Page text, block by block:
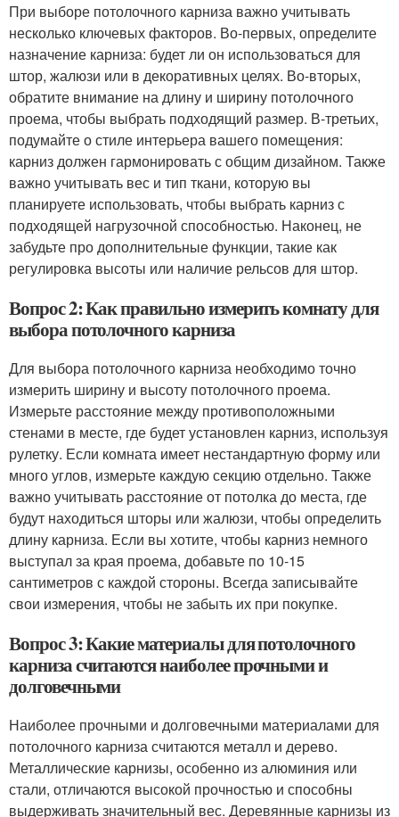
При выборе потолочного карниза важно учитывать
несколько ключевых факторов. Во-первых, определите
назначение карниза: будет ли он использоваться для
штор, жалюзи или в декоративных целях. Во-вторых,
обратите внимание на длину и ширину потолочного
проема, чтобы выбрать подходящий размер. В-третьих,
подумайте о стиле интерьера вашего помещения:
карниз должен гармонировать с общим дизайном. Также
важно учитывать вес и тип ткани, которую вы
планируете использовать, чтобы выбрать карниз с
подходящей нагрузочной способностью. Наконец, не
забудьте про дополнительные функции, такие как
регулировка высоты или наличие рельсов для штор.
Вопрос 2: Как правильно измерить комнату для
выбора потолочного карниза
Для выбора потолочного карниза необходимо точно
измерить ширину и высоту потолочного проема.
Измерьте расстояние между противоположными
стенами в месте, где будет установлен карниз, используя
рулетку. Если комната имеет нестандартную форму или
много углов, измерьте каждую секцию отдельно. Также
важно учитывать расстояние от потолка до места, где
будут находиться шторы или жалюзи, чтобы определить
длину карниза. Если вы хотите, чтобы карниз немного
выступал за края проема, добавьте по 10-15
сантиметров с каждой стороны. Всегда записывайте
свои измерения, чтобы не забыть их при покупке.
Вопрос 3: Какие материалы для потолочного
карниза считаются наиболее прочными и
долговечными
Наиболее прочными и долговечными материалами для
потолочного карниза считаются металл и дерево.
Металлические карнизы, особенно из алюминия или
стали, отличаются высокой прочностью и способны
выдерживать значительный вес. Деревянные карнизы из